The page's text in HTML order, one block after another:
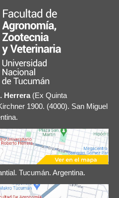
Herrera(Ex Quinta
1900. (4000). San Miguel
Tucumán. Argentina.